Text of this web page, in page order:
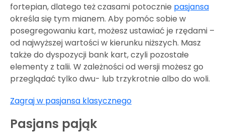
fortepian, dlatego też czasami potocznie pasjansa
określa się tym mianem. Aby pomóc sobie w
posegregowaniu kart, możesz ustawiać je rzędami –
od najwyższej wartości w kierunku niższych. Masz
także do dyspozycji bank kart, czyli pozostałe
elementy z talii. W zależności od wersji możesz go
przeglądać tylko dwu- lub trzykrotnie albo do woli.
Zagraj w pasjansa klasycznego
Pasjans pająk